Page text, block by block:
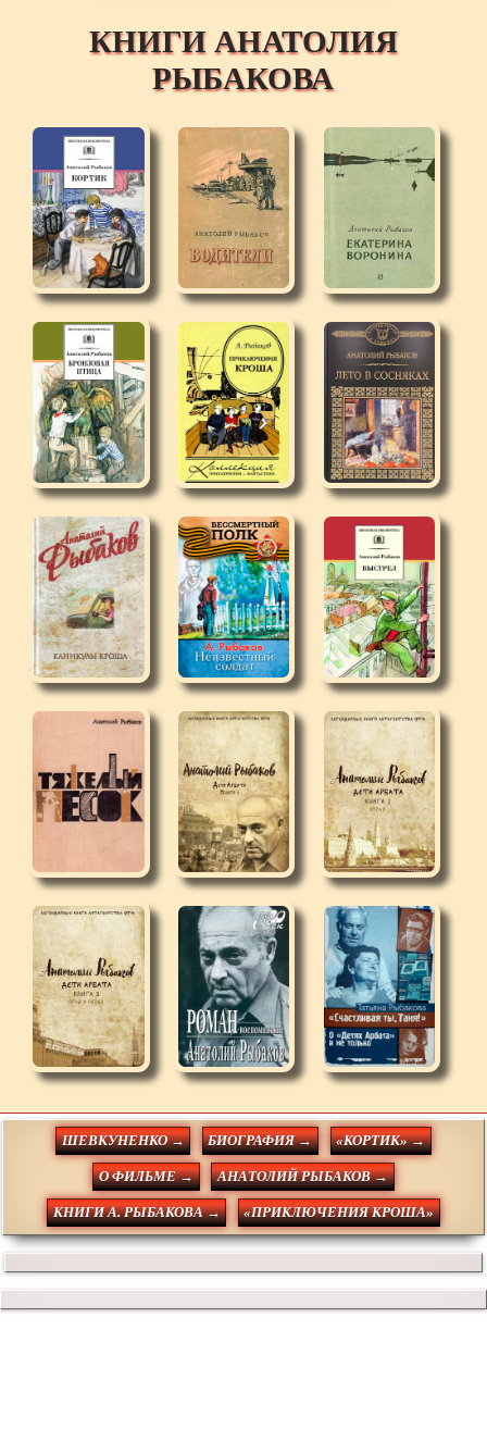
КНИГИ АНАТОЛИЯ
РЫБАКОВА
ШЕВКУНЕНКО → БИОГРАФИЯ → «КОРТИК» →
О ФИЛЬМЕ → АНАТОЛИЙ РЫБАКОВ →
КНИГИ А. РЫБАКОВА → «ПРИКЛЮЧЕНИЯ КРОША»